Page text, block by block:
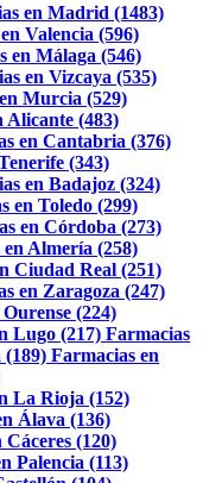
en Madrid (1483)
Valencia (596)
en Málaga (546)
en Vizcaya (535)
Murcia (529)
Alicante (483)
en Cantabria (376)
(343)
en Badajoz (324)
en Toledo (299)
en Córdoba (273)
Almería (258)
Ciudad Real (251)
en Zaragoza (247)
(224)
Lugo (217) Farmacias
(189) Farmacias en
La Rioja (152)
Álava (136)
(120)
Palencia (113)